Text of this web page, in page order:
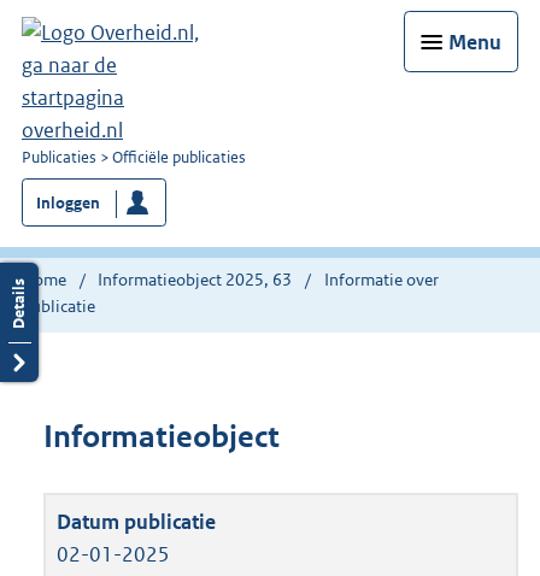
Menu
U
bent
nu
hier:
Publicaties Officiële publicaties
Inloggen
Home Informatieobject 2025, 63
Informatie over
publicatie
Informatieobject
02-01-2025